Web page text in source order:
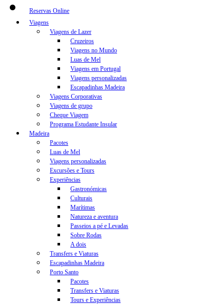
Reservas Online
Viagens
Viagens de Lazer
Cruzeiros
Viagens no Mundo
Luas de Mel
Viagens em Portugal
Viagens personalizadas
Escapadinhas Madeira
Viagens Corporativas
Viagens de grupo
Cheque Viagem
Programa Estudante Insular
Madeira
Pacotes
Luas de Mel
Viagens personalizadas
Excursões e Tours
Experiências
Gastronómicas
Culturais
Marítimas
Natureza e aventura
Passeios a pé e Levadas
Sobre Rodas
A dois
Transfers e Viaturas
Escapadinhas Madeira
Porto Santo
Pacotes
Transfers e Viaturas
Tours e Experiências